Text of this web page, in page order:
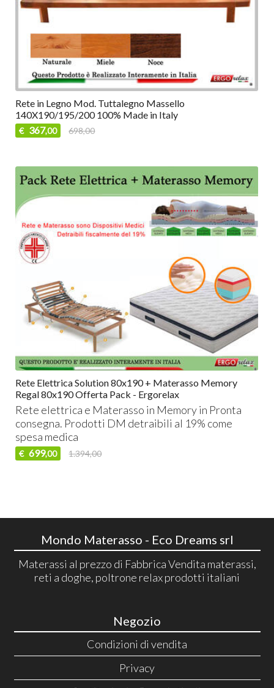
Rete in Legno Mod. Tuttalegno Massello
140X190/195/200 100% Made in Italy
€ 367,00 698,00
Rete Elettrica Solution 80x190 + Materasso Memory
Regal 80x190 Offerta Pack - Ergorelax
Rete elettrica e Materasso in Memory in Pronta
consegna. Prodotti DM detraibili al 19% come
spesa medica
€ 699,00 1.394,00
Mondo Materasso - Eco Dreams srl
Materassi al prezzo di Fabbrica Vendita materassi,
reti a doghe, poltrone relax prodotti italiani
Negozio
Condizioni di vendita
Privacy